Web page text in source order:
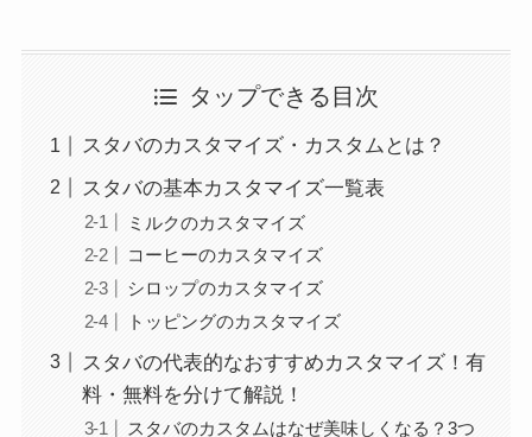
タップできる目次
スタバのカスタマイズ・カスタムとは？
スタバの基本カスタマイズ一覧表
ミルクのカスタマイズ
コーヒーのカスタマイズ
シロップのカスタマイズ
トッピングのカスタマイズ
スタバの代表的なおすすめカスタマイズ！有
料・無料を分けて解説！
スタバのカスタムはなぜ美味しくなる？3つ